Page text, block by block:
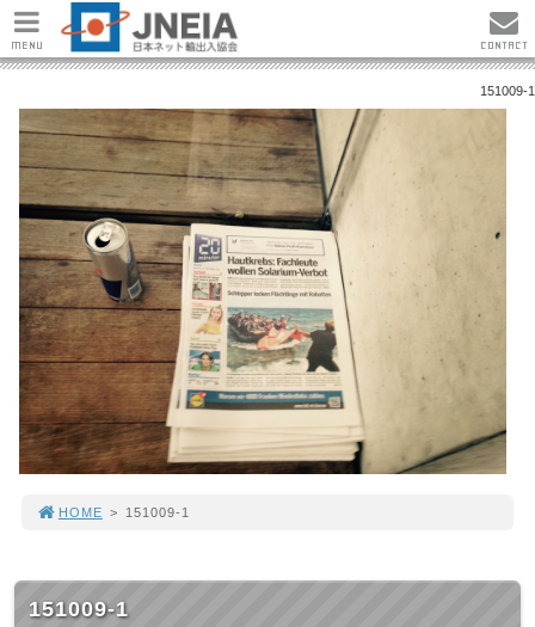
151009-1
HOME > 151009-1
151009-1
MENU CONTACT